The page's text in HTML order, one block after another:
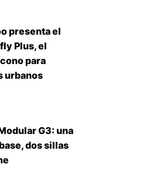
presenta el
Plus, el
para
urbanos
G3: una
dos sillas